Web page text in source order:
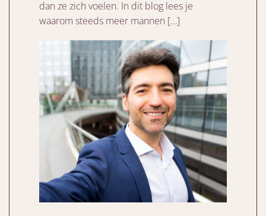
dan ze zich voelen. In dit blog lees je
waarom steeds meer mannen […]